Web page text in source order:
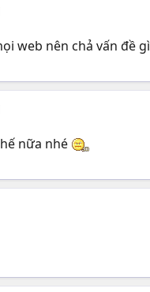
web nên chả vấn đề gì
nữa nhé